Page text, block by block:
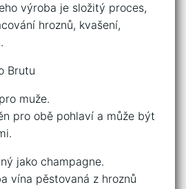
výroba je složitý proces,
hroznů, kvašení,
Brutu
muže.
pro obě pohlaví a může být
jako champagne.
vína pěstovaná z hroznů